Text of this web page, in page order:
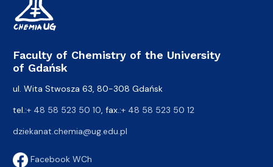
Faculty of Chemistry of the University
of Gdańsk
ul. Wita Stwosza 63, 80-308 Gdańsk
tel.:+ 48 58 523 50 10 , fax.:+ 48 58 523 50 12
dziekanat.chemia@ug.edu.pl
Facebook WCh